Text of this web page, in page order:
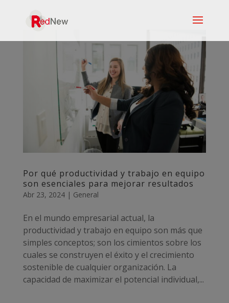
Por qué productividad y trabajo en equipo
son esenciales para mejorar resultados
Abr 23, 2024| General
En el mundo empresarial actual, la
productividad y trabajo en equipo son más que
simples conceptos; son los cimientos sobre los
cuales se construyen el éxito y el crecimiento
sostenible de cualquier organización. La
capacidad de maximizar el potencial individual,...